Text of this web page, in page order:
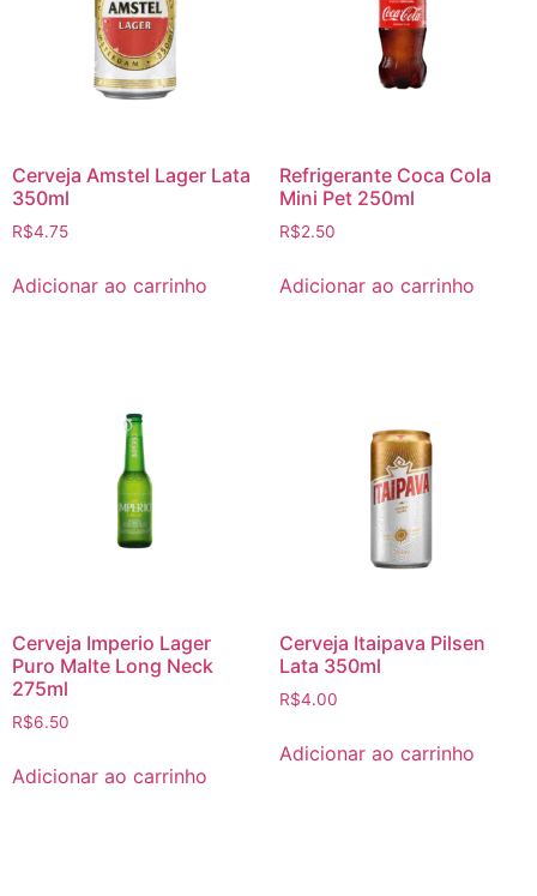
Cerveja Amstel Lager Lata
350ml
R$4.75
Adicionar ao carrinho
Refrigerante Coca Cola
Mini Pet 250ml
R$2.50
Adicionar ao carrinho
Cerveja Imperio Lager
Puro Malte Long Neck
275ml
R$6.50
Adicionar ao carrinho
Cerveja Itaipava Pilsen
Lata 350ml
R$4.00
Adicionar ao carrinho